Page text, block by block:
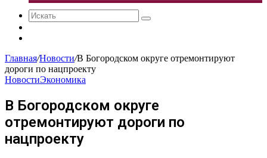
Искать
Главная/Новости/В Богородском округе отремонтируют
дороги по нацпроекту
НовостиЭкономика
В Богородском округе
отремонтируют дороги по
нацпроекту